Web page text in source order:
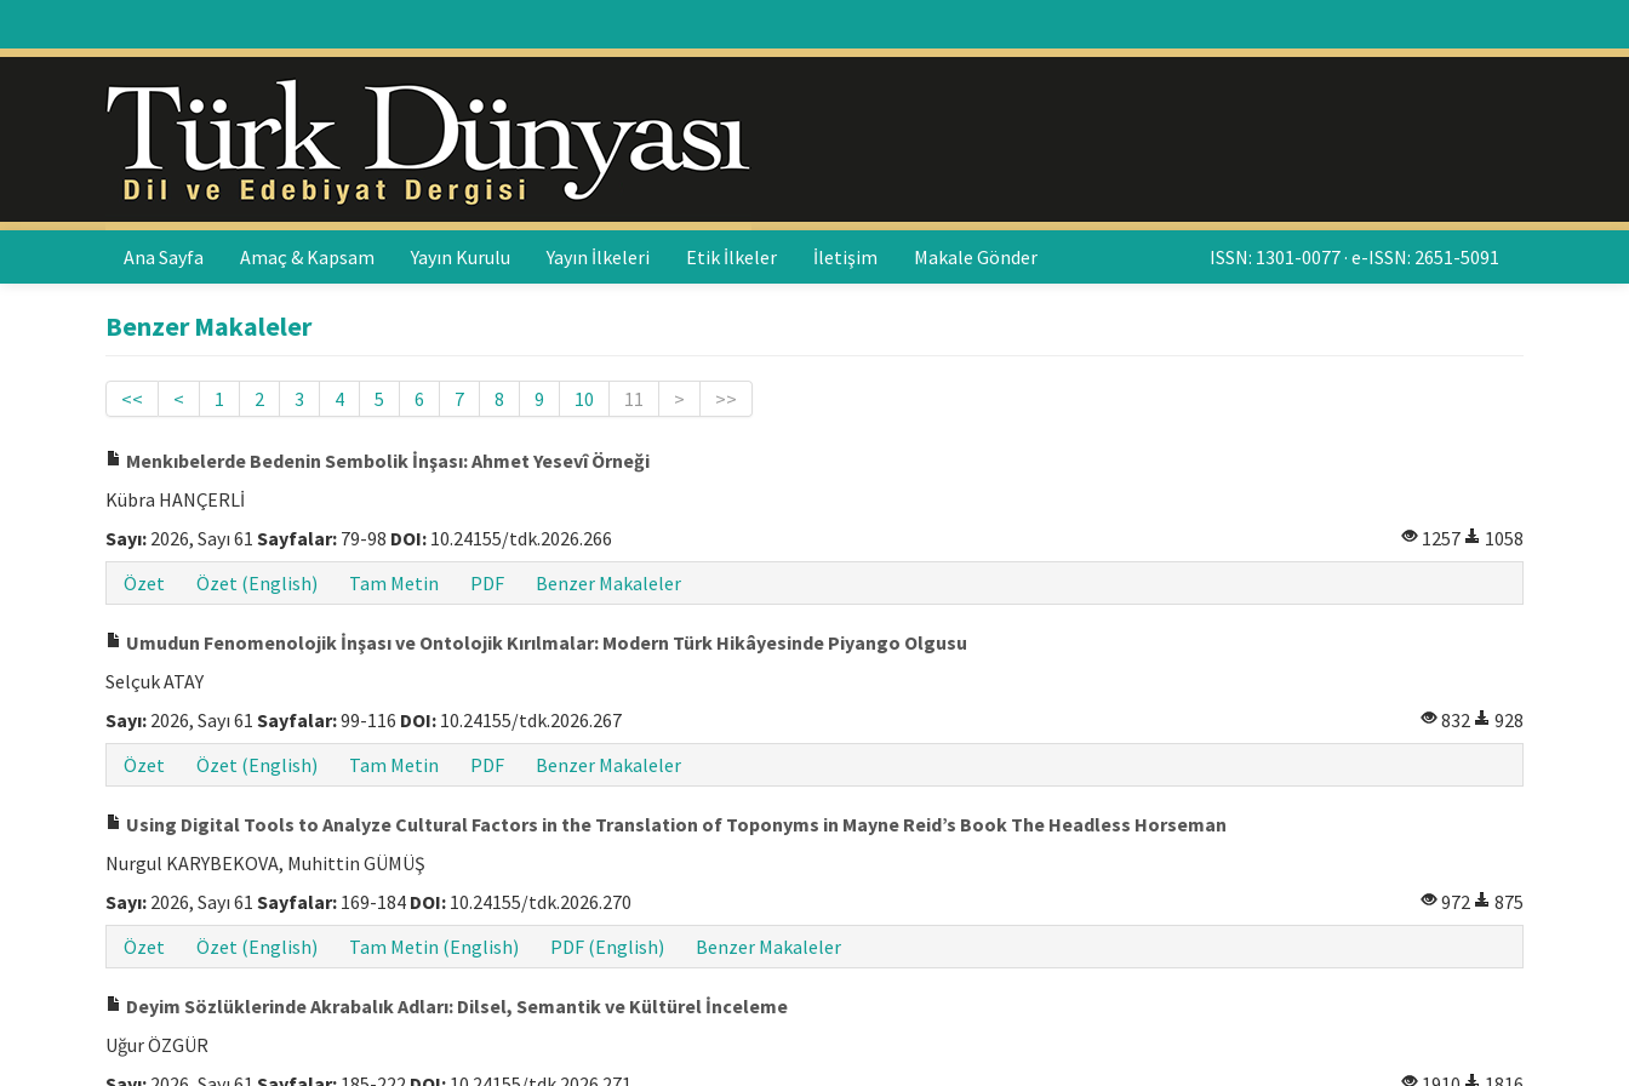
Ana Sayfa Amaç & Kapsam Yayın Kurulu Yayın İlkeleri Etik İlkeler İletişim Makale Gönder ISSN: 1301-0077 · e-ISSN: 2651-5091
Benzer Makaleler
<< < 1 2 3 4 5 6 7 8 9 10 11 > >>
Menkıbelerde Bedenin Sembolik İnşası: Ahmet Yesevî Örneği
Kübra HANÇERLİ
Sayı: 2026, Sayı 61 Sayfalar: 79-98 DOI: 10.24155/tdk.2026.266 1257
1058
Özet
Özet (English) Tam Metin PDF Benzer Makaleler
Umudun Fenomenolojik İnşası ve Ontolojik Kırılmalar: Modern Türk Hikâyesinde Piyango Olgusu
Selçuk ATAY
Sayı: 2026, Sayı 61 Sayfalar:99-116 DOI: 10.24155/tdk.2026.267 832
928
Özet
Özet (English) Tam Metin PDF Benzer Makaleler
Using Digital Tools to Analyze Cultural Factors in the Translation of Toponyms in Mayne Reid’s Book The Headless Horseman
Nurgul KARYBEKOVA, Muhittin GÜMÜŞ
Sayı: 2026, Sayı 61 Sayfalar: 169-184 DOI: 10.24155/tdk.2026.270 972
875
Özet
Özet (English) Tam Metin (English) PDF (English) Benzer Makaleler
Deyim Sözlüklerinde Akrabalık Adları: Dilsel, Semantik ve Kültürel İnceleme
Uğur ÖZGÜR